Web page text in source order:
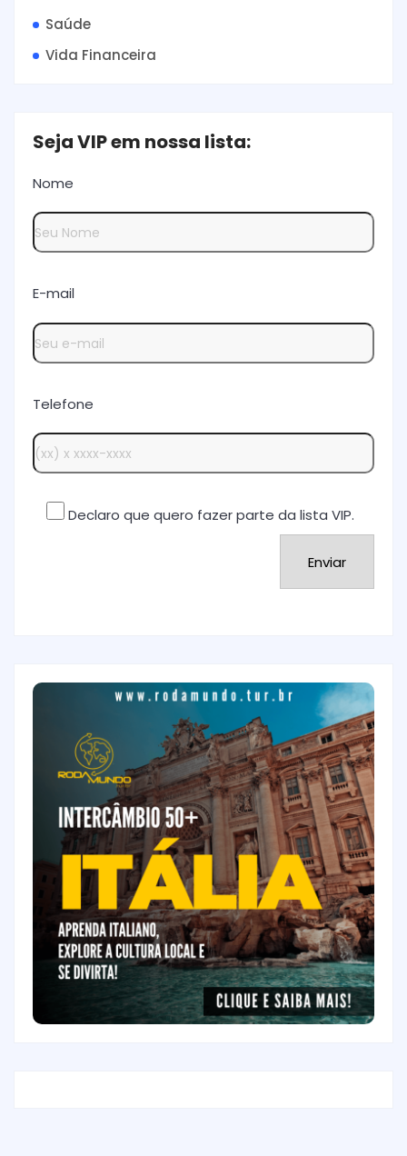
Saúde
Vida Financeira
Seja VIP em nossa lista:
Nome
E-mail
Telefone
Declaro que quero fazer parte da lista VIP.